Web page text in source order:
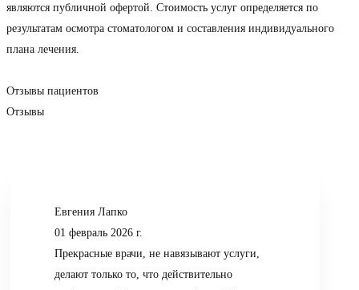
являются публичной офертой. Стоимость услуг определяется по
результатам осмотра стоматологом и составления индивидуального
плана лечения.
Отзывы пациентов
Отзывы
Евгения Лапко
01 февраль 2026 г.
Прекрасные врачи, не навязывают услуги,
делают только то, что действительно